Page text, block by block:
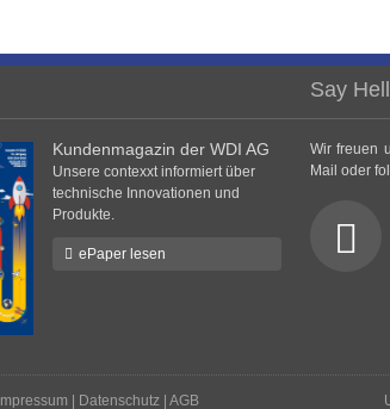
Kundenmagazin der WDI AG
Unsere contexxt informiert über
technische Innovationen und
Produkte.
ePaper lesen
Say
Wir freuen
Mail oder
Impressum Datenschutz AGB